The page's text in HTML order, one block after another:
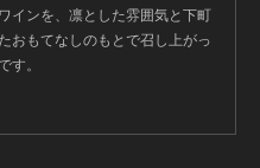
インを、凛とした雰囲気と下町
おもてなしのもとで召し上がっ
す。